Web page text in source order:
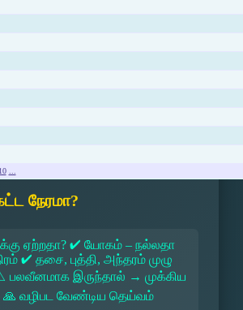
10 ...
நேரமா?
ஏற்றதா? ✔ யோகம் – நல்லதா
✔ தசை, புத்தி, அந்தரம் முழு
பலவீனமாக இருந்தால் → முக்கிய
🙏 வழிபட வேண்டிய தெய்வம்